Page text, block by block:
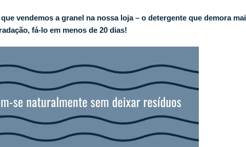
vendemos a granel na nossa loja – o detergente que demora
fá-lo em menos de 20 dias!